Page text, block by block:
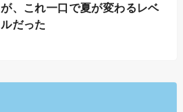
が、これ一口で夏が変わるレベ
ルだった